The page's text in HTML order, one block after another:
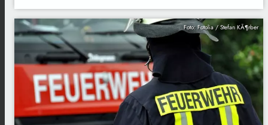
Foto: Fotolia / Stefan KÃ¶rber